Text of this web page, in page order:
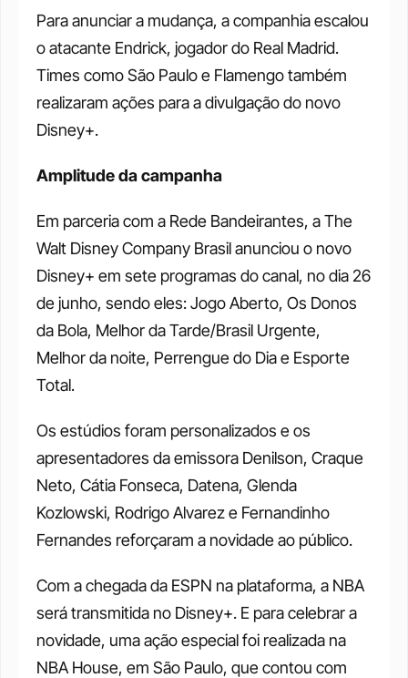
Para anunciar a mudança, a companhia escalou
o atacante Endrick, jogador do Real Madrid.
Times como São Paulo e Flamengo também
realizaram ações para a divulgação do novo
Disney+.
Amplitude da campanha
Em parceria com a Rede Bandeirantes, a The
Walt Disney Company Brasil anunciou o novo
Disney+ em sete programas do canal, no dia 26
de junho, sendo eles: Jogo Aberto, Os Donos
da Bola, Melhor da Tarde/Brasil Urgente,
Melhor da noite, Perrengue do Dia e Esporte
Total.
Os estúdios foram personalizados e os
apresentadores da emissora Denilson, Craque
Neto, Cátia Fonseca, Datena, Glenda
Kozlowski, Rodrigo Alvarez e Fernandinho
Fernandes reforçaram a novidade ao público.
Com a chegada da ESPN na plataforma, a NBA
será transmitida no Disney+. E para celebrar a
novidade, uma ação especial foi realizada na
NBA House, em São Paulo, que contou com